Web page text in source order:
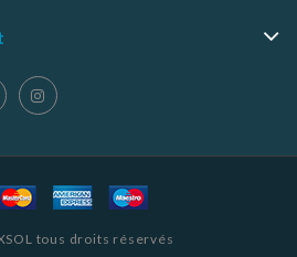
tous droits réservés